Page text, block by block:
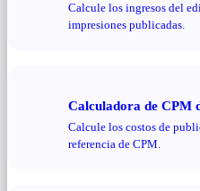
Calcule los ingresos del
impresiones publicadas.
Calculadora de CPM
Calcule los costos de
referencia de CPM.